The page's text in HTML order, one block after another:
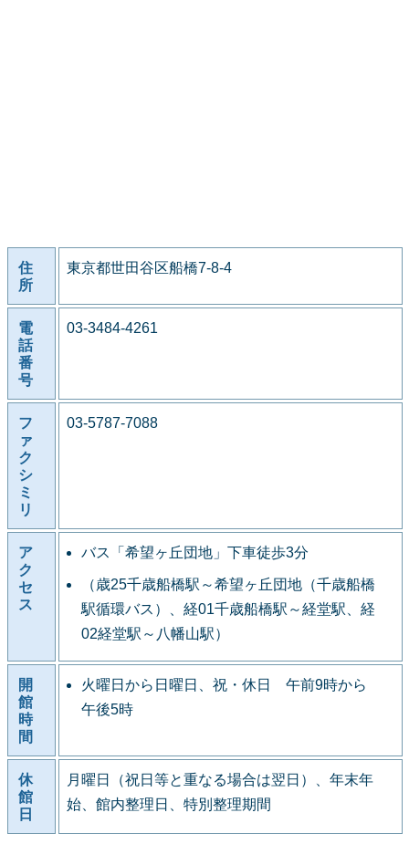
住
所
東京都世田谷区船橋7-8-4
電
話
番
号
03-3484-4261
フ
ァ
ク
シ
ミ
リ
03-5787-7088
ア
ク
セ
ス
バス「希望ヶ丘団地」下車徒歩3分
（歳25千歳船橋駅～希望ヶ丘団地（千歳船橋
駅循環バス）、経01千歳船橋駅～経堂駅、経
02経堂駅～八幡山駅）
開
館
時
間
火曜日から日曜日、祝・休日 午前9時から
午後5時
休
館
日
月曜日（祝日等と重なる場合は翌日）、年末年
始、館内整理日、特別整理期間